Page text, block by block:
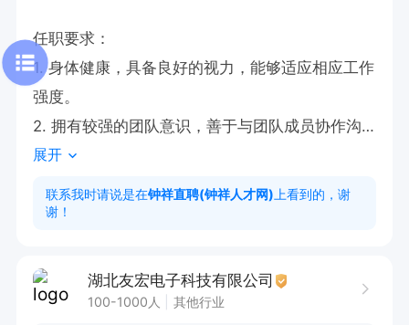
任职要求：
1. 身体健康，具备良好的视力，能够适应相应工作
强度。
2. 拥有较强的团队意识，善于与团队成员协作沟
通。
3. 责任心强，对待工作认真负责，保证工作的准
确性和高效性。
工作时间：
每天工作时间为8点至17.30，共计9个小时；或8
展开
联系我时请说是在钟祥直聘(钟祥人才网) 上看到的，谢
谢！
湖北友宏电子科技有限公司
100-1000人 其他行业